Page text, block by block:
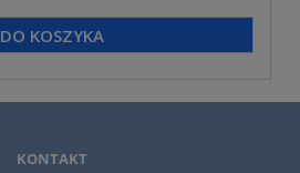
DO KOSZYKA
KONTAKT